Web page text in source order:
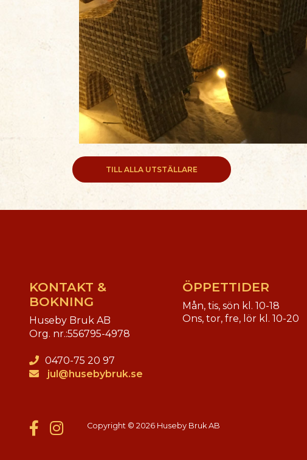
TILL ALLA UTSTÄLLARE
KONTAKT &
BOKNING
Huseby Bruk AB
Org. nr.:556795-4978
0470-75 20 97
jul@husebybruk.se
ÖPPETTIDER
Mån, tis, sön kl. 10-18
Ons, tor, fre, lör kl. 10-20
Copyright © 2026 Huseby Bruk AB